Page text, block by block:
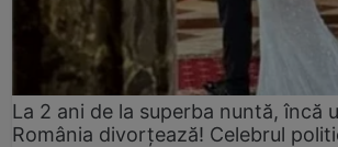
La 2 ani de la superba nuntă, încă
România divorțează! Celebrul